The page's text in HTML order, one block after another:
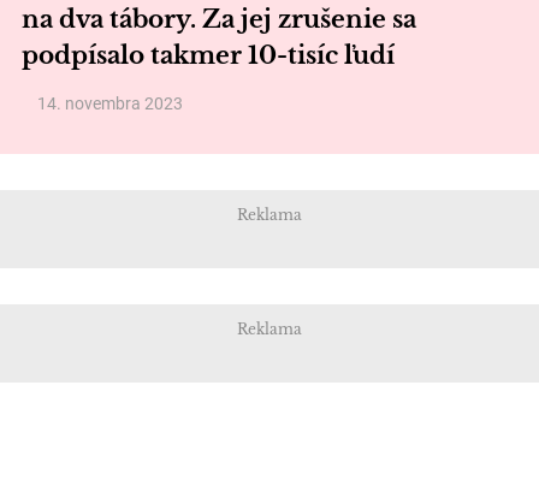
na dva tábory. Za jej zrušenie sa
podpísalo takmer 10-tisíc ľudí
14. novembra 2023
Reklama
Reklama